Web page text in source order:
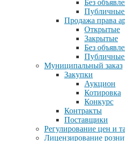
Без
Продажа права
Открытые
Закрытые
Без
Муниципальный заказ
Закупки
Аукцион
Котировка
Конкурс
Контракты
Поставщики
Регулирование цен и
Лицензирование